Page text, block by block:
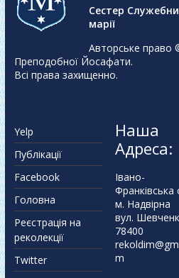
Сестер
марії
Авторське право
Преподобної Йосафати.
Всі права захищенно.
Yelp
Публікації
Facebook
Головна
Реєстрація на
реколекції
Twitter
Наша
Адреса:
Івано-
Франківська
м. Надвірна
вул.
78400
m